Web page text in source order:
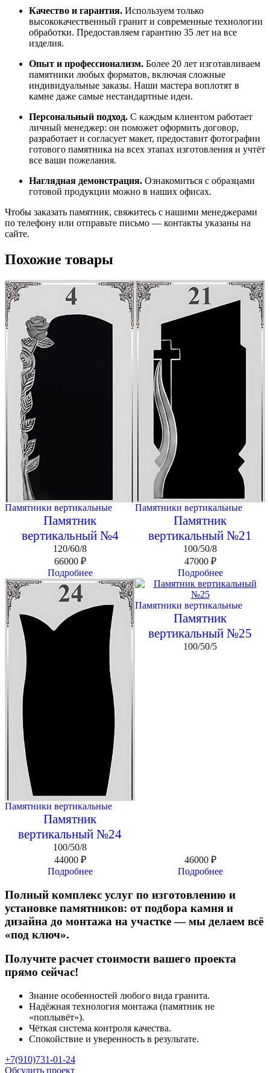
Качество и гарантия. Используем только
высококачественный гранит и современные технологии
обработки. Предоставляем гарантию 35 лет на все
изделия.
Опыт и профессионализм. Более 20 лет изготавливаем
памятники любых форматов, включая сложные
индивидуальные заказы. Наши мастера воплотят в
камне даже самые нестандартные идеи.
Персональный подход. С каждым клиентом работает
личный менеджер: он поможет оформить договор,
разработает и согласует макет, предоставит фотографии
готового памятника на всех этапах изготовления и учтёт
все ваши пожелания.
Наглядная демонстрация. Ознакомиться с образцами
готовой продукции можно в наших офисах.
Чтобы заказать памятник, свяжитесь с нашими менеджерами
по телефону или отправьте письмо — контакты указаны на
сайте.
Похожие товары
Памятники вертикальные
Памятник
вертикальный №4
120/60/8
66000 ₽
Подробнее
Памятники вертикальные
Памятник
вертикальный №21
100/50/8
47000 ₽
Подробнее
Памятники вертикальные
Памятник
вертикальный №24
100/50/8
44000 ₽
Подробнее
Памятники вертикальные
Памятник
вертикальный №25
100/50/5
46000 ₽
Подробнее
Полный комплекс услуг по изготовлению и
установке памятников: от подбора камня и
дизайна до монтажа на участке — мы делаем всё
«под ключ».
Получите расчет стоимости вашего проекта
прямо сейчас!
Знание особенностей любого вида гранита.
Надёжная технология монтажа (памятник не
«поплывёт»).
Чёткая система контроля качества.
Спокойствие и уверенность в результате.
+7(910)731-01-24
Обсудить проект